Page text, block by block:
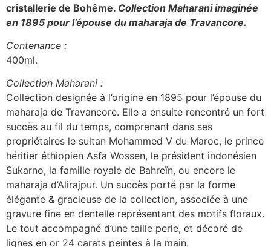
cristallerie de Bohême. Collection Maharani imaginée
en 1895 pour l’épouse du maharaja de Travancore.
Contenance :
400ml.
Collection Maharani :
Collection designée à l’origine en 1895 pour l’épouse du
maharaja de Travancore. Elle a ensuite rencontré un fort
succès au fil du temps, comprenant dans ses
propriétaires le sultan Mohammed V du Maroc, le prince
héritier éthiopien Asfa Wossen, le président indonésien
Sukarno, la famille royale de Bahreïn, ou encore le
maharaja d’Alirajpur. Un succès porté par la forme
élégante & gracieuse de la collection, associée à une
gravure fine en dentelle représentant des motifs floraux.
Le tout accompagné d’une taille perle, et décoré de
lignes en or 24 carats peintes à la main.